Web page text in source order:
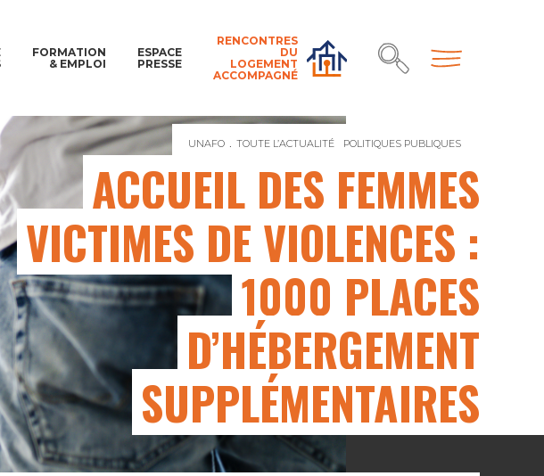
FORMATION
& EMPLOI
ESPACE
PRESSE
RENCONTRES
DU
LOGEMENT
ACCOMPAGNÉ
UNAFO TOUTE L’ACTUALITÉ
POLITIQUES PUBLIQUES
ACCUEIL DES FEMMES
VICTIMES DE VIOLENCES :
1000 PLACES
D’HÉBERGEMENT
SUPPLÉMENTAIRES